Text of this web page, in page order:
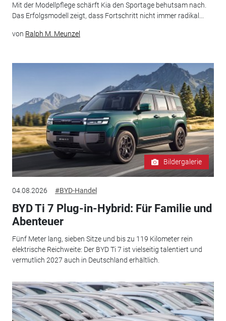
Mit der Modellpflege schärft Kia den Sportage behutsam nach.
Das Erfolgsmodell zeigt, dass Fortschritt nicht immer radikal...
von Ralph M. Meunzel
Bildergalerie
04.08.2026 #BYD-Handel
BYD Ti 7 Plug-in-Hybrid: Für Familie und
Abenteuer
Fünf Meter lang, sieben Sitze und bis zu 119 Kilometer rein
elektrische Reichweite: Der BYD Ti 7 ist vielseitig talentiert und
vermutlich 2027 auch in Deutschland erhältlich.